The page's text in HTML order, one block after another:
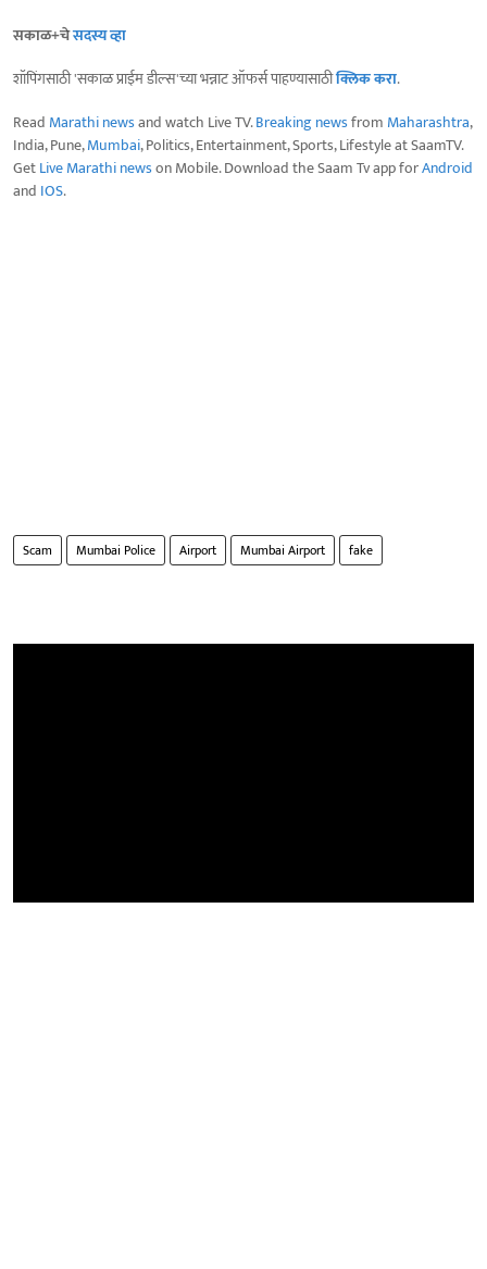
सकाळ+चेसदस्य व्हा
शॉपिंगसाठी 'सकाळ प्राईम डील्स'च्या भन्नाट ऑफर्स पाहण्यासाठीक्लिक करा.
Read Marathi newsand watch Live TV.Breaking newsfrom Maharashtra,
India, Pune,Mumbai, Politics, Entertainment, Sports, Lifestyle at SaamTV.
GetLive Marathi newson Mobile. Download the Saam Tv app forAndroid
and IOS.
Scam Mumbai Police Airport Mumbai Airport fake